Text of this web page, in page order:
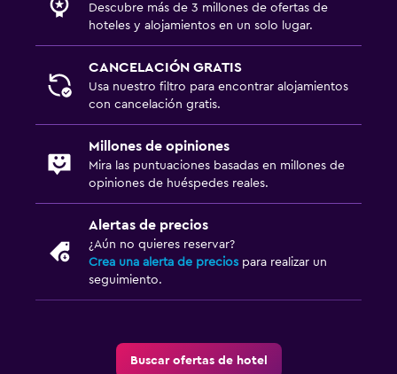
Mesa de comedor
Check-out exprés
Check-in/check-out privado
Estacionamiento y transporte
Estacionamiento gratuito
Descubre más de 3 millones de ofertas de
hoteles y alojamientos en un solo lugar.
CANCELACIÓN GRATIS
Usa nuestro filtro para encontrar alojamientos
con cancelación gratis.
Millones de opiniones
Mira las puntuaciones basadas en millones de
opiniones de huéspedes reales.
Alertas de precios
¿Aún no quieres reservar?
Crea una alerta de precios para realizar un
seguimiento.
Buscar ofertas de hotel